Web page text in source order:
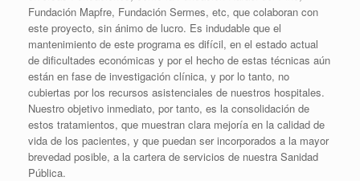
Fundación Mapfre, Fundación Sermes, etc, que colaboran con
este proyecto, sin ánimo de lucro. Es indudable que el
mantenimiento de este programa es difícil, en el estado actual
de dificultades económicas y por el hecho de estas técnicas aún
están en fase de investigación clínica, y por lo tanto, no
cubiertas por los recursos asistenciales de nuestros hospitales.
Nuestro objetivo inmediato, por tanto, es la consolidación de
estos tratamientos, que muestran clara mejoría en la calidad de
vida de los pacientes, y que puedan ser incorporados a la mayor
brevedad posible, a la cartera de servicios de nuestra Sanidad
Pública.